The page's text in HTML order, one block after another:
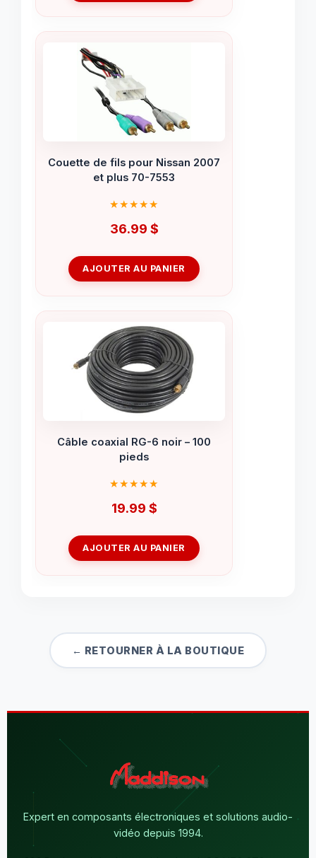
Couette de fils pour Nissan 2007
et plus 70-7553
36.99 $
AJOUTER AU PANIER
Câble coaxial RG-6 noir – 100
pieds
19.99 $
AJOUTER AU PANIER
← RETOURNER À LA BOUTIQUE
Expert en composants électroniques et solutions audio-
vidéo depuis 1994.